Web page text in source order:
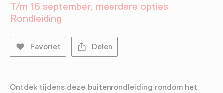
T/m 16 september, meerdere opties
Rondleiding
Favoriet Delen
Ontdek tijdens deze buitenrondleiding rondom het